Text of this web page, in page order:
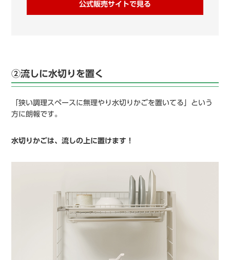
公式販売サイトで見る
②流しに水切りを置く
「狭い調理スペースに無理やり水切りかごを置いてる」という
方に朗報です。
水切りかごは、流しの上に置けます！